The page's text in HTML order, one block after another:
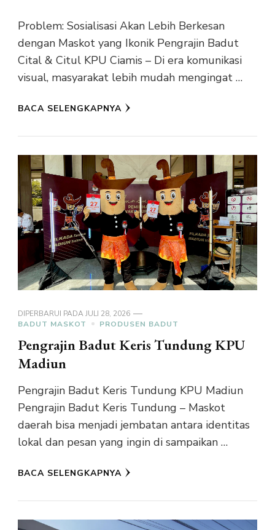
Problem: Sosialisasi Akan Lebih Berkesan
dengan Maskot yang Ikonik Pengrajin Badut
Cital & Citul KPU Ciamis – Di era komunikasi
visual, masyarakat lebih mudah mengingat …
BACA SELENGKAPNYA
DIPERBARUI PADAJULI 28, 2026
BADUT MASKOT
PRODUSEN BADUT
Pengrajin Badut Keris Tundung KPU
Madiun
Pengrajin Badut Keris Tundung KPU Madiun
Pengrajin Badut Keris Tundung – Maskot
daerah bisa menjadi jembatan antara identitas
lokal dan pesan yang ingin di sampaikan …
BACA SELENGKAPNYA